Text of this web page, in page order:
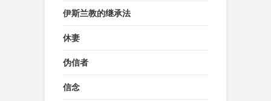
伊斯兰教的继承法
休妻
伪信者
信念